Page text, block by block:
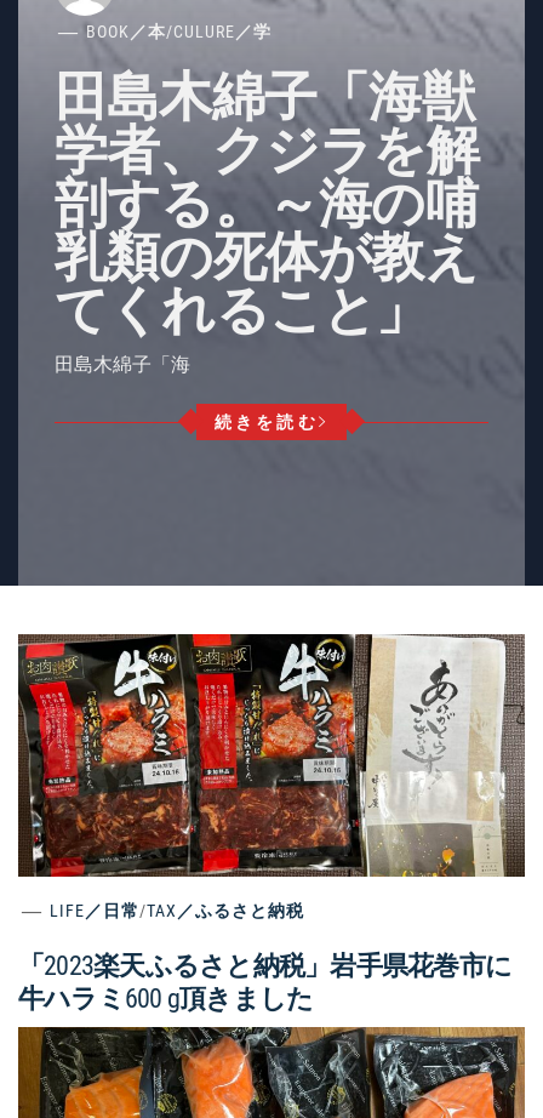
BOOK／本/CULURE／学
田島木綿子「海獣
学者、クジラを解
剖する。～海の哺
乳類の死体が教え
てくれること」
田島木綿子「海
続きを読む
LIFE／日常/TAX／ふるさと納税
「2023楽天ふるさと納税」岩手県花巻市に
牛ハラミ600 g頂きました